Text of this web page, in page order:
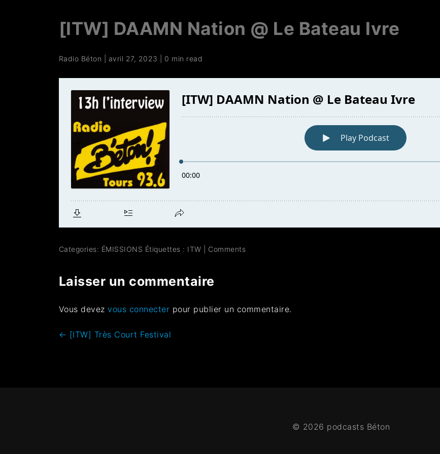
[ITW] DAAMN Nation @ Le Bateau Ivre
Radio Béton avril 27, 2023 0 min read
Categories: ÉMISSIONS Étiquettes : ITW Comments
Laisser un commentaire
Vous devezvous connecter pour publier un commentaire.
← [ITW] Très Court Festival
© 2026 podcasts Béton